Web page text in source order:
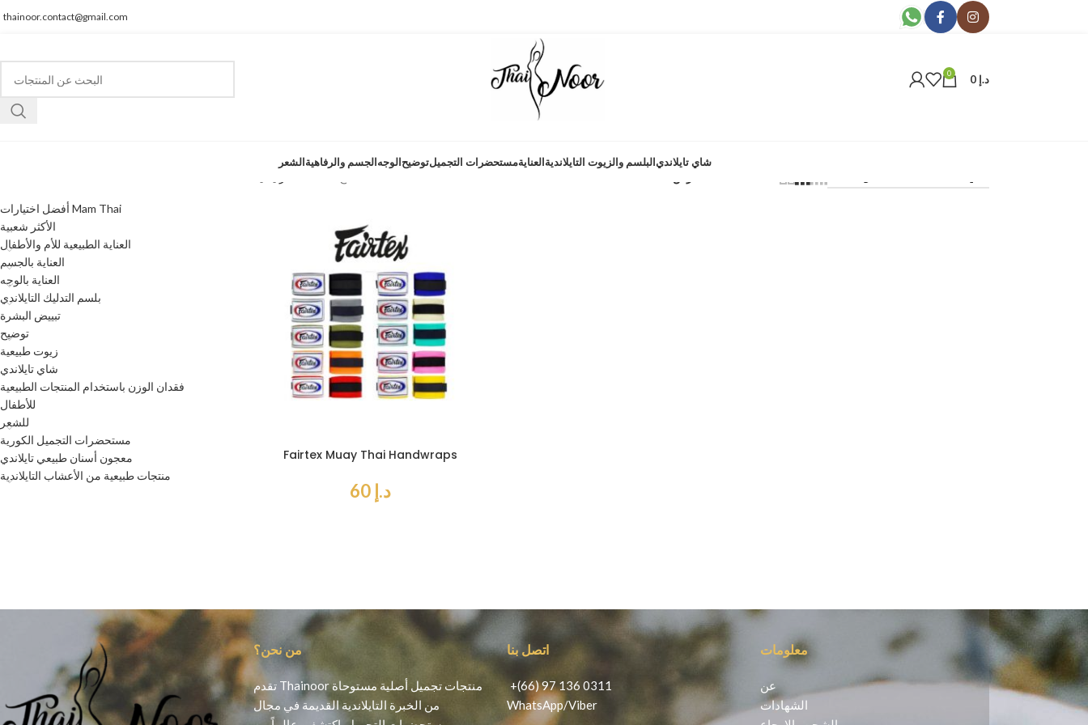
thainoor.contact@gmail.com
0 د.إ 0
الشعرالجسم والرفاهيةالوجهتوضيحمستحضرات التجميلالعنايةالبلسم والزيوت التايلانديةشاي تايلاندي
أفضل اختيارات Mam Thai
الأكثر شعبية
العناية الطبيعية للأم والأطفال
العناية بالجسم
العناية بالوجه
بلسم التدليك التايلاندي
تبييض البشرة
توضيح
زيوت طبيعية
شاي تايلاندي
فقدان الوزن باستخدام المنتجات الطبيعية
للأطفال
للشعر
مستحضرات التجميل الكورية
معجون أسنان طبيعي تايلاندي
منتجات طبيعية من الأعشاب التايلاندية
Fairtex Muay Thai Handwraps
د.إ
من نحن؟
تقدم Thainoor منتجات تجميل أصلية مستوحاة
من الخبرة التايلاندية القديمة في مجال
اتصل بنا
+(66) 97 136 0311
WhatsApp/Viber
معلومات
عن
الشهادات